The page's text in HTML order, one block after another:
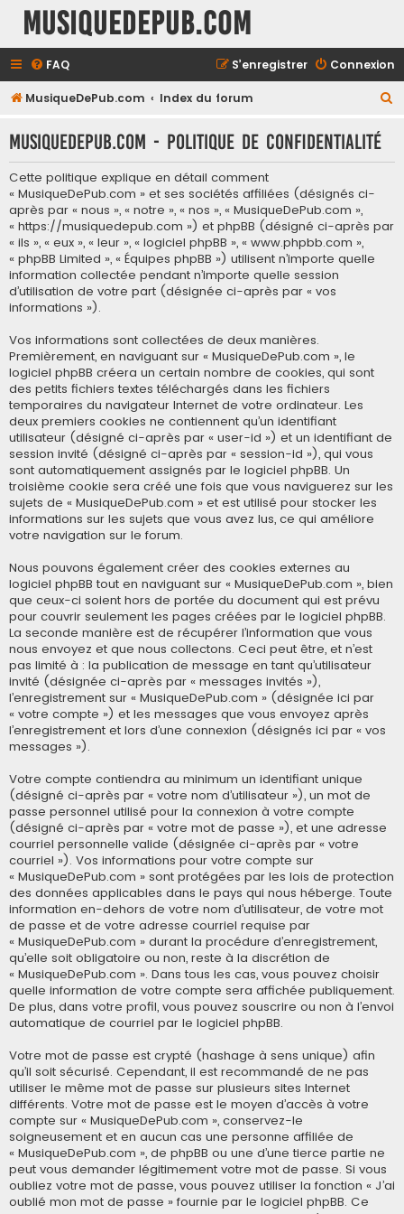
MusiqueDePub.com
FAQ Connexion
S’enregistrer
MusiqueDePub.com Index du forum
h
MusiqueDePub.com - Politique de confidentialité
Cette politique explique en détail comment
« MusiqueDePub.com » et ses sociétés affiliées (désignés ci-
après par « nous », « notre », « nos », « MusiqueDePub.com »,
« https://musiquedepub.com ») et phpBB (désigné ci-après par
« ils », « eux », « leur », « logiciel phpBB », « www.phpbb.com »,
« phpBB Limited », « Équipes phpBB ») utilisent n’importe quelle
information collectée pendant n’importe quelle session
d’utilisation de votre part (désignée ci-après par « vos
informations »).
Vos informations sont collectées de deux manières.
Premièrement, en naviguant sur « MusiqueDePub.com », le
logiciel phpBB créera un certain nombre de cookies, qui sont
des petits fichiers textes téléchargés dans les fichiers
temporaires du navigateur Internet de votre ordinateur. Les
deux premiers cookies ne contiennent qu’un identifiant
utilisateur (désigné ci-après par « user-id ») et un identifiant de
session invité (désigné ci-après par « session-id »), qui vous
sont automatiquement assignés par le logiciel phpBB. Un
troisième cookie sera créé une fois que vous naviguerez sur les
sujets de « MusiqueDePub.com » et est utilisé pour stocker les
informations sur les sujets que vous avez lus, ce qui améliore
votre navigation sur le forum.
Nous pouvons également créer des cookies externes au
logiciel phpBB tout en naviguant sur « MusiqueDePub.com », bien
que ceux-ci soient hors de portée du document qui est prévu
pour couvrir seulement les pages créées par le logiciel phpBB.
La seconde manière est de récupérer l’information que vous
nous envoyez et que nous collectons. Ceci peut être, et n’est
pas limité à : la publication de message en tant qu’utilisateur
invité (désignée ci-après par « messages invités »),
l’enregistrement sur « MusiqueDePub.com » (désignée ici par
« votre compte ») et les messages que vous envoyez après
l’enregistrement et lors d’une connexion (désignés ici par « vos
messages »).
Votre compte contiendra au minimum un identifiant unique
(désigné ci-après par « votre nom d’utilisateur »), un mot de
passe personnel utilisé pour la connexion à votre compte
(désigné ci-après par « votre mot de passe »), et une adresse
courriel personnelle valide (désignée ci-après par « votre
courriel »). Vos informations pour votre compte sur
« MusiqueDePub.com » sont protégées par les lois de protection
des données applicables dans le pays qui nous héberge. Toute
information en-dehors de votre nom d’utilisateur, de votre mot
de passe et de votre adresse courriel requise par
« MusiqueDePub.com » durant la procédure d’enregistrement,
qu’elle soit obligatoire ou non, reste à la discrétion de
« MusiqueDePub.com ». Dans tous les cas, vous pouvez choisir
quelle information de votre compte sera affichée publiquement.
De plus, dans votre profil, vous pouvez souscrire ou non à l’envoi
automatique de courriel par le logiciel phpBB.
Votre mot de passe est crypté (hashage à sens unique) afin
qu’il soit sécurisé. Cependant, il est recommandé de ne pas
utiliser le même mot de passe sur plusieurs sites Internet
différents. Votre mot de passe est le moyen d’accès à votre
compte sur « MusiqueDePub.com », conservez-le
soigneusement et en aucun cas une personne affiliée de
« MusiqueDePub.com », de phpBB ou une d’une tierce partie ne
peut vous demander légitimement votre mot de passe. Si vous
oubliez votre mot de passe, vous pouvez utiliser la fonction « J’ai
oublié mon mot de passe » fournie par le logiciel phpBB. Ce